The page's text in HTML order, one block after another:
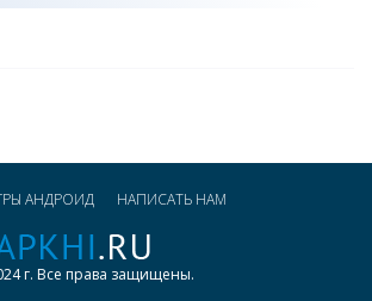
АНДРОИД НАПИСАТЬ НАМ
г. Все права защищены.